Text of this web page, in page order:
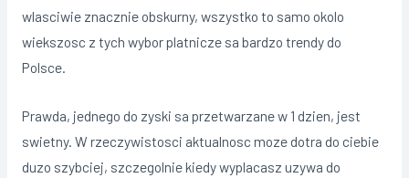
wlasciwie znacznie obskurny, wszystko to samo okolo
wiekszosc z tych wybor platnicze sa bardzo trendy do
Polsce.
Prawda, jednego do zyski sa przetwarzane w 1 dzien, jest
swietny. W rzeczywistosci aktualnosc moze dotra do ciebie
duzo szybciej, szczegolnie kiedy wyplacasz uzywa do